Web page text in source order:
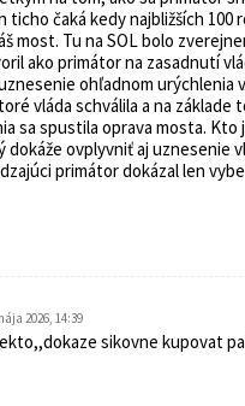
ticho čaká kedy najbližších 100
most. Tu na SOL bolo
ako primátor na zasadnutí
ohľadnom urýchlenia
vláda schválila a na základe
sa spustila oprava mosta. Kto
dokáže ovplyvniť aj uznesenie
primátor dokázal len
2026, 14:39
sikovne kupovat